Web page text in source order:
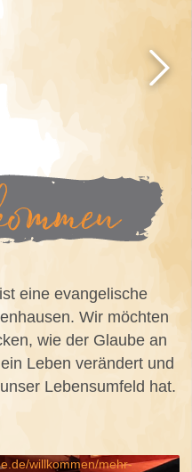
eine evangelische
Wir möchten
wie der Glaube an
Leben verändert und
Lebensumfeld hat.
willkommen/mehr-